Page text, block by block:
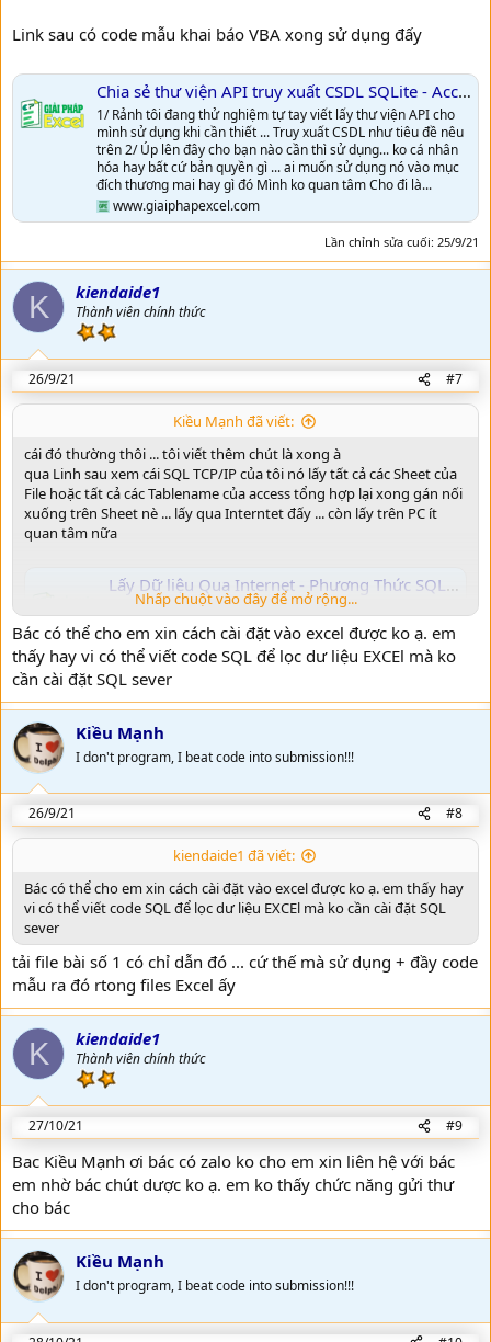
Link sau có code mẫu khai báo VBA xong sử dụng đấy
Chia sẻ thư viện API truy xuất CSDL SQLite - Access - Excel và Ms Server
1/ Rảnh tôi đang thử nghiệm tự tay viết lấy thư viện API cho
mình sử dụng khi cần thiết ... Truy xuất CSDL như tiêu đề nêu
trên 2/ Úp lên đây cho bạn nào cần thì sử dụng... ko cá nhân
hóa hay bất cứ bản quyền gì ... ai muốn sử dụng nó vào mục
đích thương mai hay gì đó Mình ko quan tâm Cho đi là...
www.giaiphapexcel.com
Lần chỉnh sửa cuối: 25/9/21
K kiendaide1
Thành viên chính thức
26/9/21 #7
Kiều Mạnh đã viết:
cái đó thường thôi ... tôi viết thêm chút là xong à
qua Linh sau xem cái SQL TCP/IP của tôi nó lấy tất cả các Sheet của
File hoặc tất cả các Tablename của access tổng hợp lại xong gán nối
xuống trên Sheet nè ... lấy qua Interntet đấy ... còn lấy trên PC ít
quan tâm nữa
Lấy Dữ liệu Qua Internet - Phương Thức SQL TCP/IP
1/ đây là bản Demo lấy dữ liệu qua Internet ... Úp lên đây
cho bạn nào dùng được thì dùng 2/ đọc file hướng dẫn
kèm theo khi tải Files 3/ Nếu máy bạn nào cài Office 64 bít
thì bắt buộc cài Microsoft Access Database Engine 2010
Redistributable của Ms link sau thì mới sử dụng được...
www.giaiphapexcel.com
Hàm Sau nha
Mã:
Public Sub Main_TongHopSheetFiles()
    SQL = "select * from NhapXuatTon"
Ip = GetMyLocalIP() ''Luu Y thay doi IP nay
    Cells.ClearContents
Call TongHopSheetFiles(Ip, Port, "Data.xlsm",
End Sub
Nhớ thay cái File Data.xlsmthành file Access hay Excel khác mà
chia sẻ ở Folder Server nha
Nhấp chuột vào đây để mở rộng...
Bác có thể cho em xin cách cài đặt vào excel được ko ạ. em
thấy hay vi có thể viết code SQL để lọc dư liệu EXCEl mà ko
cần cài đặt SQL sever
Kiều Mạnh
I don't program, I beat code into submission!!!
26/9/21 #8
kiendaide1 đã viết:
Bác có thể cho em xin cách cài đặt vào excel được ko ạ. em thấy hay
vi có thể viết code SQL để lọc dư liệu EXCEl mà ko cần cài đặt SQL
sever
tải file bài số 1 có chỉ dẫn đó ... cứ thế mà sử dụng + đầy code
mẫu ra đó rtong files Excel ấy
K kiendaide1
Thành viên chính thức
27/10/21 #9
Bac Kiều Mạnh ơi bác có zalo ko cho em xin liên hệ với bác
em nhờ bác chút dược ko ạ. em ko thấy chức năng gửi thư
cho bác
Kiều Mạnh
I don't program, I beat code into submission!!!